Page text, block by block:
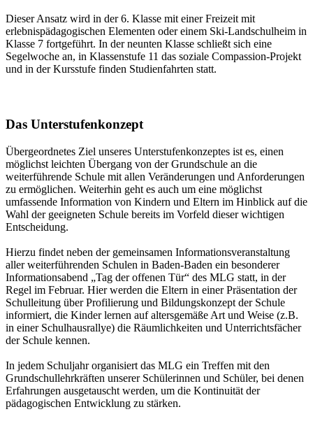
Dieser Ansatz wird in der 6. Klasse mit einer Freizeit mit
erlebnispädagogischen Elementen oder einem Ski-Landschulheim in
Klasse 7 fortgeführt. In der neunten Klasse schließt sich eine
Segelwoche an, in Klassenstufe 11 das soziale Compassion-Projekt
und in der Kursstufe finden Studienfahrten statt.
Das Unterstufenkonzept
Übergeordnetes Ziel unseres Unterstufenkonzeptes ist es, einen
möglichst leichten Übergang von der Grundschule an die
weiterführende Schule mit allen Veränderungen und Anforderungen
zu ermöglichen. Weiterhin geht es auch um eine möglichst
umfassende Information von Kindern und Eltern im Hinblick auf die
Wahl der geeigneten Schule bereits im Vorfeld dieser wichtigen
Entscheidung.
Hierzu findet neben der gemeinsamen Informationsveranstaltung
aller weiterführenden Schulen in Baden-Baden ein besonderer
Informationsabend „Tag der offenen Tür“ des MLG statt, in der
Regel im Februar. Hier werden die Eltern in einer Präsentation der
Schulleitung über Profilierung und Bildungskonzept der Schule
informiert, die Kinder lernen auf altersgemäße Art und Weise (z.B.
in einer Schulhausrallye) die Räumlichkeiten und Unterrichtsfächer
der Schule kennen.
In jedem Schuljahr organisiert das MLG ein Treffen mit den
Grundschullehrkräften unserer Schülerinnen und Schüler, bei denen
Erfahrungen ausgetauscht werden, um die Kontinuität der
pädagogischen Entwicklung zu stärken.